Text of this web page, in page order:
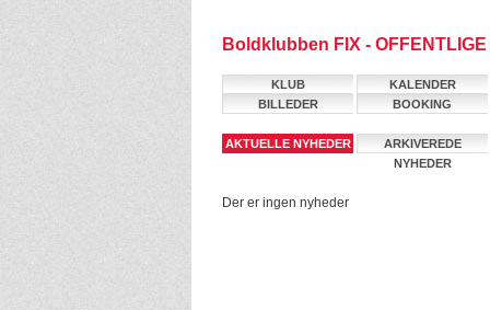
Boldklubben FIX -
KLUB
KALENDER
BILLEDER
BOOKING
AKTUELLE NYHEDER
ARKIVEREDE
NYHEDER
Der er ingen nyheder